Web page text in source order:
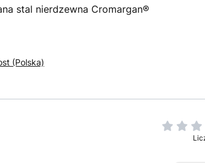
stal nierdzewna Cromargan®
(Polska)